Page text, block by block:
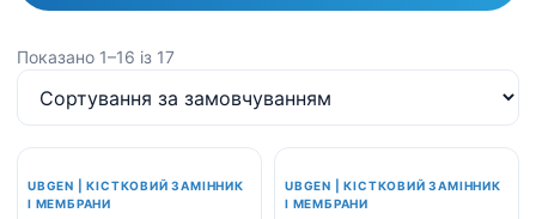
Показано 1–16 із 17
UBGEN | КІСТКОВИЙ ЗАМІННИК
І МЕМБРАНИ
UBGEN | КІСТКОВИЙ ЗАМІННИК
І МЕМБРАНИ